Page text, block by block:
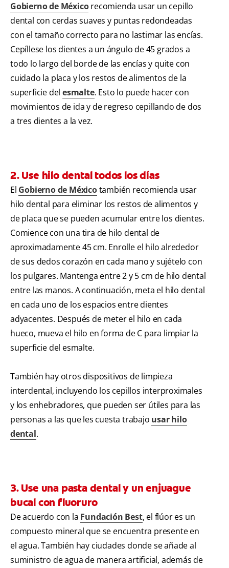
Gobierno de Méxicorecomienda usar un cepillo
dental con cerdas suaves y puntas redondeadas
con el tamaño correcto para no lastimar las encías.
Cepíllese los dientes a un ángulo de 45 grados a
todo lo largo del borde de las encías y quite con
cuidado la placa y los restos de alimentos de la
superficie delesmalte. Esto lo puede hacer con
movimientos de ida y de regreso cepillando de dos
a tres dientes a la vez.
2. Use hilo dental todos los días
El Gobierno de Méxicotambién recomienda usar
hilo dental para eliminar los restos de alimentos y
de placa que se pueden acumular entre los dientes.
Comience con una tira de hilo dental de
aproximadamente 45 cm. Enrolle el hilo alrededor
de sus dedos corazón en cada mano y sujételo con
los pulgares. Mantenga entre 2 y 5 cm de hilo dental
entre las manos. A continuación, meta el hilo dental
en cada uno de los espacios entre dientes
adyacentes. Después de meter el hilo en cada
hueco, mueva el hilo en forma de C para limpiar la
superficie del esmalte.
También hay otros dispositivos de limpieza
interdental, incluyendo los cepillos interproximales
y los enhebradores, que pueden ser útiles para las
personas a las que les cuesta trabajo usar hilo
dental.
3. Use una pasta dental y un enjuague
bucal con fluoruro
De acuerdo con la Fundación Best, el flúor es un
compuesto mineral que se encuentra presente en
el agua. También hay ciudades donde se añade al
suministro de agua de manera artificial, además de